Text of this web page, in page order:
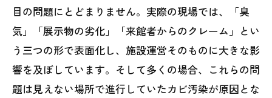
目の問題にとどまりません。実際の現場では、「臭
気」「展示物の劣化」「来館者からのクレーム」とい
う三つの形で表面化し、施設運営そのものに大きな影
響を及ぼしています。そして多くの場合、これらの問
題は見えない場所で進行していたカビ汚染が原因とな